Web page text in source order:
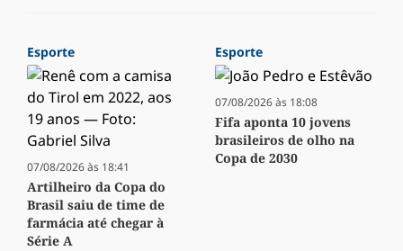
Esporte
07/08/2026 às 18:41
Artilheiro da Copa do
Brasil saiu de time de
farmácia até chegar à
Série A
Esporte
07/08/2026 às 18:08
Fifa aponta 10 jovens
brasileiros de olho na
Copa de 2030